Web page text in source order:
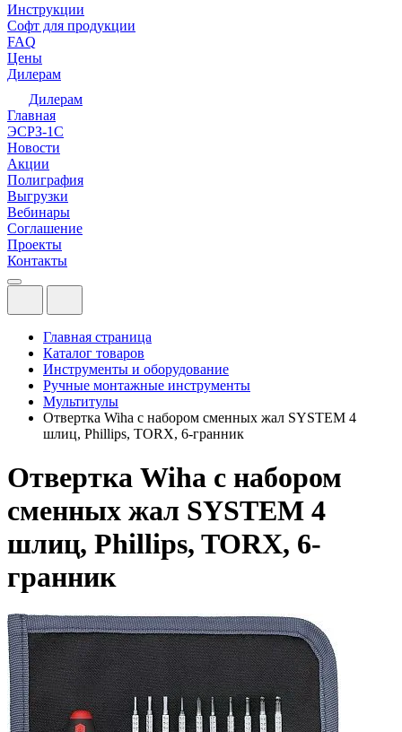
Инструкции
Софт для продукции
FAQ
Цены
Дилерам
Дилерам
Главная
ЭСРЗ-1С
Новости
Акции
Полиграфия
Выгрузки
Вебинары
Соглашение
Проекты
Контакты
Главная страница
Каталог товаров
Инструменты и оборудование
Ручные монтажные инструменты
Мультитулы
Отвертка Wiha с набором сменных жал SYSTEM 4
шлиц, Phillips, TORX, 6-гранник
Отвертка Wiha с набором
сменных жал SYSTEM 4
шлиц, Phillips, TORX, 6-
гранник